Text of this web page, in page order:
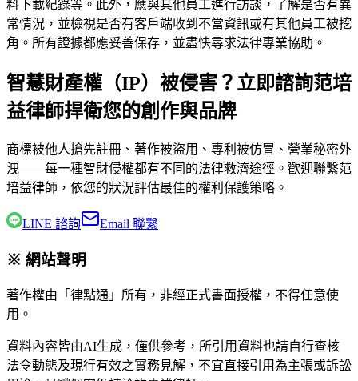
料下載紀錄等。此外，應與其他員工進行訪談，了解是否有異
常情況，並檢視是否有客戶端收到不當資訊或有其他員工被挖
角。所有證據都應妥善保存，並盡快尋求法律專業協助。
智慧財產權（IP）被侵害？立即諮詢范培
益律師捍衛您的創作與品牌
商標被他人搶先註冊、著作被盜用、專利被仿冒、營業秘密外
洩——每一種智財侵權都有不同的法律救濟途徑。歡迎聯繫范
培益律師 ，依您的狀況評估最佳的權利保護策略。
LINE 諮詢 Email 聯繫
※ 網站聲明
著作權由「律點通」所有，非經正式書面授權，不得任意使
用。
資料內容皆由AI生成，僅供參考，所引用資料也請自行查核
法令動態及現行有效之實務見解，不宜直接引用為主張或訴訟